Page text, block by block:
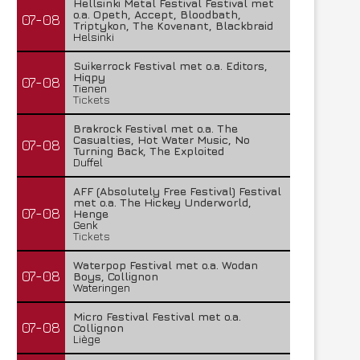
07-08
Hellsinki Metal Festival Festival met
o.a. Opeth, Accept, Bloodbath,
Triptykon, The Kovenant, Blackbraid
Helsinki
07-08
Suikerrock Festival met o.a. Editors,
Hiqpy
Tienen
Tickets
07-08
Brakrock Festival met o.a. The
Casualties, Hot Water Music, No
Turning Back, The Exploited
Duffel
07-08
AFF (Absolutely Free Festival) Festival
met o.a. The Hickey Underworld,
Henge
Genk
Tickets
07-08
Waterpop Festival met o.a. Wodan
Boys, Collignon
Wateringen
07-08
Micro Festival Festival met o.a.
Collignon
Liège